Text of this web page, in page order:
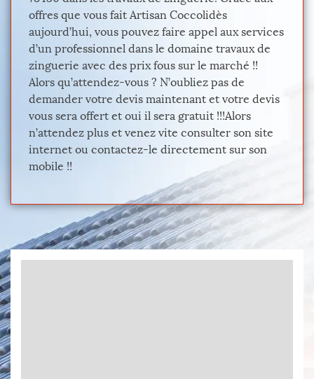
offres que vous fait Artisan Coccolidès
aujourd’hui, vous pouvez faire appel aux services
d’un professionnel dans le domaine travaux de
zinguerie avec des prix fous sur le marché !!
Alors qu’attendez-vous ? N’oubliez pas de
demander votre devis maintenant et votre devis
vous sera offert et oui il sera gratuit !!!Alors
n’attendez plus et venez vite consulter son site
internet ou contactez-le directement sur son
mobile !!